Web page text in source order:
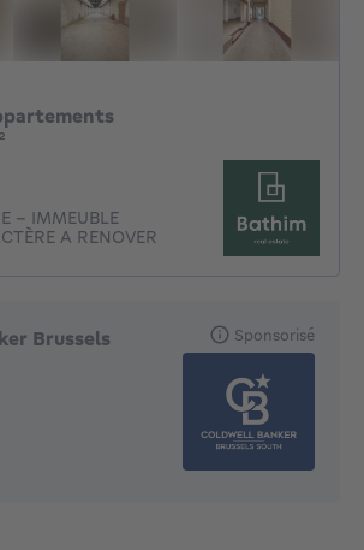
– IMMEUBLE
A RENOVER
Brussels
Sponsorisé